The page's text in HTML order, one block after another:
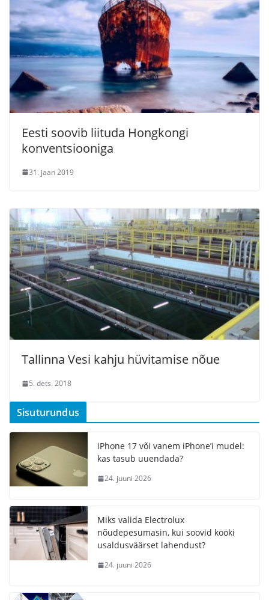
Eesti soovib liituda Hongkongi
konventsiooniga
31. jaan 2019
Tallinna Vesi kahju hüvitamise nõue
5. dets. 2018
Sisuturundus
iPhone 17 või vanem iPhone’i mudel:
kas tasub uuendada?
24. juuni 2026
Miks valida Electrolux
nõudepesumasin, kui soovid kööki
usaldusväärset lahendust?
24. juuni 2026